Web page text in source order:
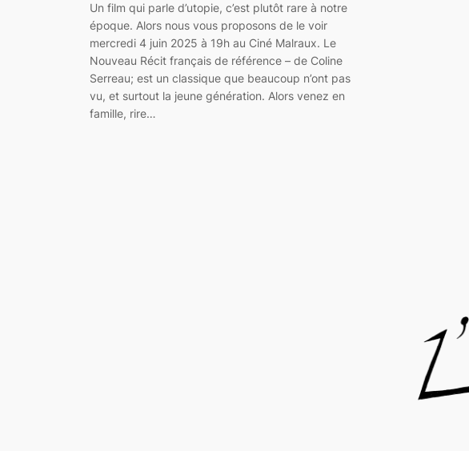
Un film qui parle d’utopie, c’est plutôt rare à notre
époque. Alors nous vous proposons de le voir
mercredi 4 juin 2025 à 19h au Ciné Malraux. Le
Nouveau Récit français de référence – de Coline
Serreau; est un classique que beaucoup n’ont pas
vu, et surtout la jeune génération. Alors venez en
famille, rire…